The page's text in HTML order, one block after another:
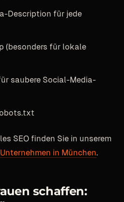
Description für jede
(besonders für lokale
saubere Social-Media-
SEO finden Sie in unserem
in München.
schaffen: